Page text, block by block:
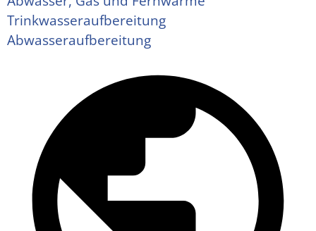
Trinkwasseraufbereitung
Abwasseraufbereitung